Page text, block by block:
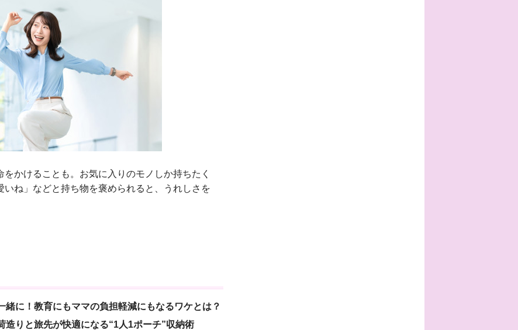
かけることも。お気に入りのモノしか持ちたく
ね」などと持ち物を褒められると、うれしさを
に！教育にもママの負担軽減にもなるワケとは？
りと旅先が快適になる“1人1ポーチ”収納術